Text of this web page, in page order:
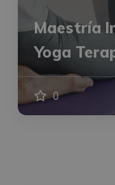
Maestría
Yoga
0